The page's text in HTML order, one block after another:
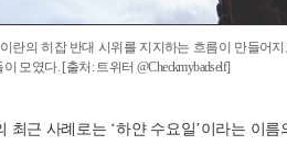
란의 히잡 반대 시위를 지지하는 흐름이 만들어
모였다. [출처: 트위터 @Checkmybadself]
최근 사례로는 ‘하얀 수요일’이라는 이